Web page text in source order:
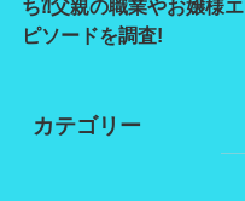
ち⁈父親の職業やお嬢様エ
ピソードを調査!
カテゴリー